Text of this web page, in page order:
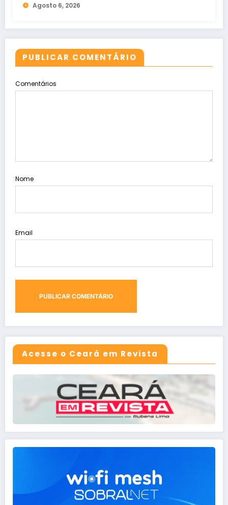
Agosto 6, 2026
PUBLICAR COMENTÁRIO
Comentários
Nome
Email
Acesse o Ceará em Revista